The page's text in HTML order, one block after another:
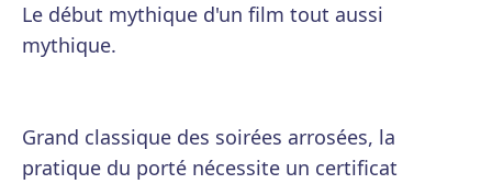
Le début mythique d'un film tout aussi
mythique.
Grand classique des soirées arrosées, la
pratique du porté nécessite un certificat